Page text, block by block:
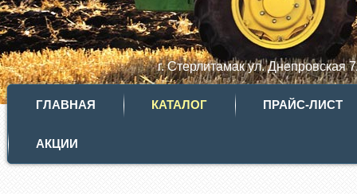
г. Стерлитамак ул. Днепровская
ГЛАВНАЯ КАТАЛОГ ПРАЙС-ЛИСТ
АКЦИИ